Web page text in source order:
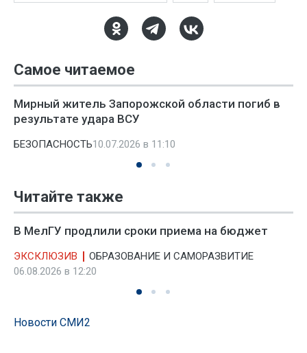
Самое читаемое
Мирный житель Запорожской области погиб в
результате удара ВСУ
БЕЗОПАСНОСТЬ10.07.2026 в 11:10
Читайте также
В МелГУ продлили сроки приема на бюджет
ЭКСКЛЮЗИВ
ОБРАЗОВАНИЕ И САМОРАЗВИТИЕ
06.08.2026 в 12:20
Новости СМИ2